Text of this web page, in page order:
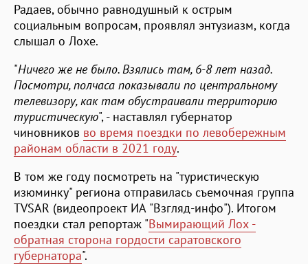
Радаев, обычно равнодушный к острым
социальным вопросам, проявлял энтузиазм, когда
слышал о Лохе.
"Ничего же не было. Взялись там, 6-8 лет назад.
Посмотри, полчаса показывали по центральному
телевизору, как там обустраивали территорию
туристическую", - наставлял губернатор
чиновников во время поездки по левобережным
районам области в 2021 году.
В том же году посмотреть на "туристическую
изюминку" региона отправилась съемочная группа
TVSAR (видеопроект ИА "Взгляд-инфо"). Итогом
поездки стал репортаж "Вымирающий Лох -
обратная сторона гордости саратовского
губернатора".